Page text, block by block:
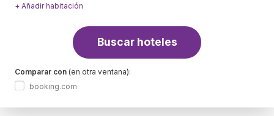
+ Añadir habitación
Buscar hoteles
Comparar con (en otra ventana):
booking.com